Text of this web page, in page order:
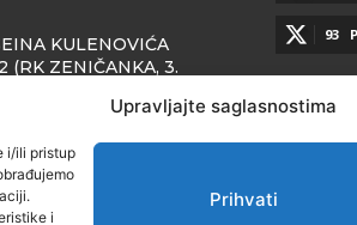
Upravljajte saglasnostima
i/ili pristup
i
Prihvati
KULENOVIĆA
(RK ZENIČANKA, 3.
93